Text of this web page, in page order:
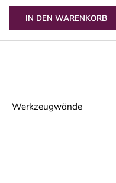
IN DEN WARENKORB
Werkzeugwände